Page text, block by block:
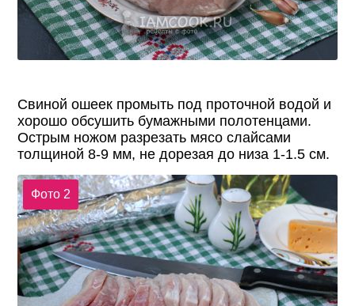
Свиной ошеек промыть под проточной водой и
хорошо обсушить бумажными полотенцами.
Острым ножом разрезать мясо слайсами
толщиной 8-9 мм, не дорезая до низа 1-1.5 см.
Фото 2